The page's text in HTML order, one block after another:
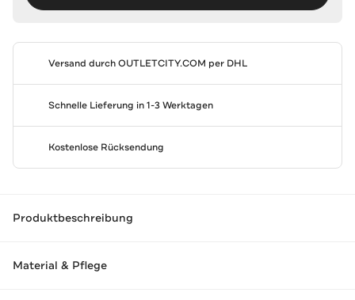
Versand durchOUTLETCITY.COM per DHL
Schnelle Lieferung in 1-3 Werktagen
Kostenlose Rücksendung
Produktbeschreibung
Material & Pflege